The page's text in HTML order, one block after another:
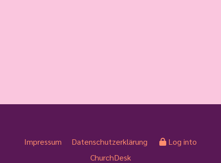
Impressum Datenschutzerklärung
Log into
ChurchDesk